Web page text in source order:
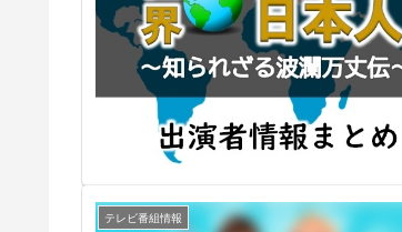
テレビ番組情報